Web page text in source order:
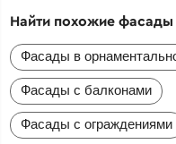
Найти похожие фасады
Фасады в
Фасады с балконами
Фасады с ограждениями